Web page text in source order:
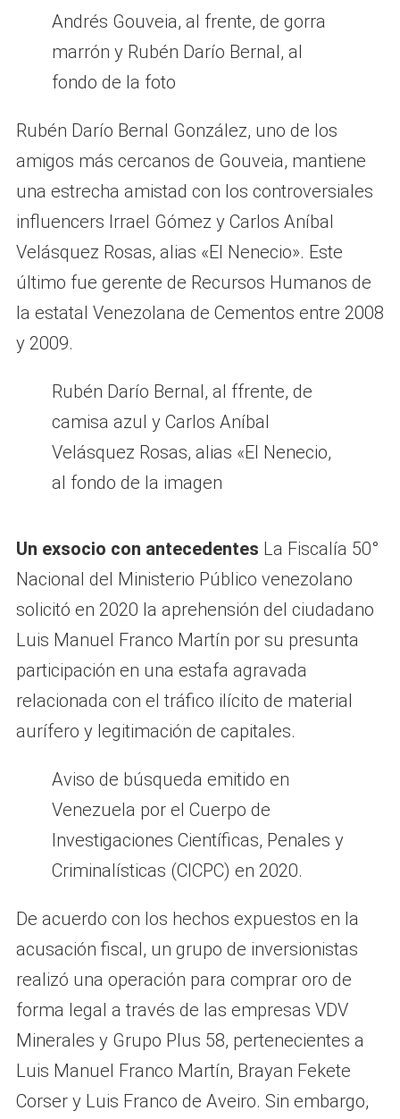
Andrés Gouveia, al frente, de gorra
marrón y Rubén Darío Bernal, al
fondo de la foto
Rubén Darío Bernal González, uno de los
amigos más cercanos de Gouveia, mantiene
una estrecha amistad con los controversiales
influencers Irrael Gómez y Carlos Aníbal
Velásquez Rosas, alias «El Nenecio». Este
último fue gerente de Recursos Humanos de
la estatal Venezolana de Cementos entre 2008
y 2009.
Rubén Darío Bernal, al ffrente, de
camisa azul y Carlos Aníbal
Velásquez Rosas, alias «El Nenecio,
al fondo de la imagen
Un exsocio con antecedentes La Fiscalía 50°
Nacional del Ministerio Público venezolano
solicitó en 2020 la aprehensión del ciudadano
Luis Manuel Franco Martín por su presunta
participación en una estafa agravada
relacionada con el tráfico ilícito de material
aurífero y legitimación de capitales.
Aviso de búsqueda emitido en
Venezuela por el Cuerpo de
Investigaciones Científicas, Penales y
Criminalísticas (CICPC) en 2020.
De acuerdo con los hechos expuestos en la
acusación fiscal, un grupo de inversionistas
realizó una operación para comprar oro de
forma legal a través de las empresas VDV
Minerales y Grupo Plus 58, pertenecientes a
Luis Manuel Franco Martín, Brayan Fekete
Corser y Luis Franco de Aveiro. Sin embargo,